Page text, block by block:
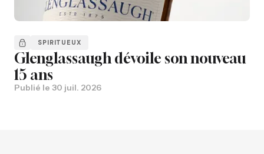
SPIRITUEUX
Glenglassaugh dévoile son nouveau
15 ans
Publié le 30 juil. 2026